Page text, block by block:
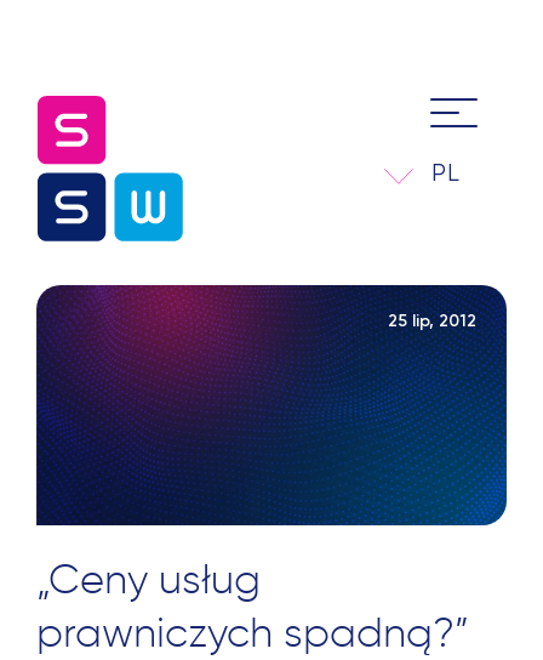
PL
25 lip, 2012
„Ceny usług
prawniczych spadną?”